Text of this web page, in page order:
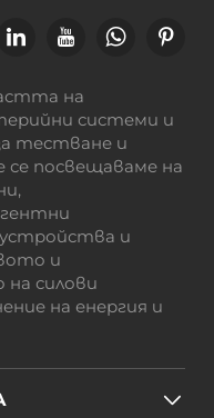
на
системи и
тестване и
се посвещаваме на
и
и
на силови
на енергия и